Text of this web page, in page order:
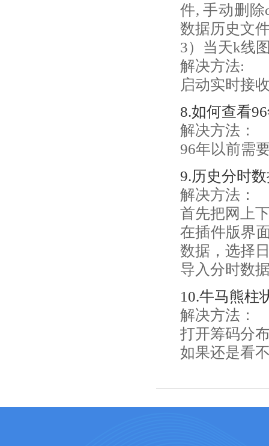
件, 手动删除
数据历史文
3）当天k线
解决方法:
启动实时接
8.如何查看
解决方法：
96年以前需
9.历史分时
解决方法：
首先把网上
在插件版界
数据，选择
导入分时数
10.牛马熊柱
解决方法：
打开筹码分
如果还是看